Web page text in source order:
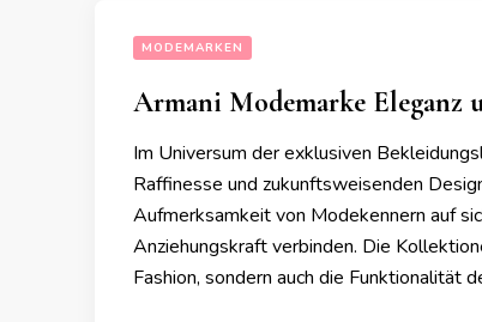
MODEMARKEN
Armani Modemarke Eleganz
Im Universum der exklusiven
Raffinesse und zukunftsweisenden
Aufmerksamkeit von Modekennern auf
Anziehungskraft verbinden. Die
Fashion, sondern auch die Funktionalität